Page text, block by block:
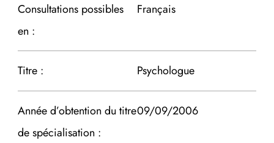
Consultations possibles
en :
Français
Titre : Psychologue
Année d’obtention du titre
de spécialisation :
09/09/2006